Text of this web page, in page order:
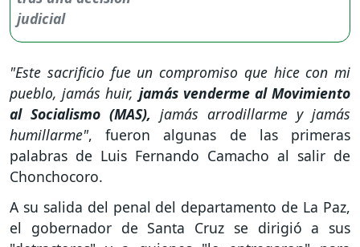
"Este sacrificio fue un compromiso que hice con mi
pueblo, jamás huir, jamás venderme al Movimiento
al Socialismo (MAS), jamás arrodillarme y jamás
humillarme", fueron algunas de las primeras
palabras de Luis Fernando Camacho al salir de
Chonchocoro.
A su salida del penal del departamento de La Paz,
el gobernador de Santa Cruz se dirigió a sus